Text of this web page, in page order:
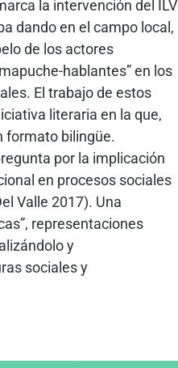
la intervención del ILV
dando en el campo local,
de los actores
hablantes” en los
El trabajo de estos
literaria en la que,
formato bilingüe.
por la implicación
en procesos sociales
Valle 2017). Una
representaciones
y
sociales y